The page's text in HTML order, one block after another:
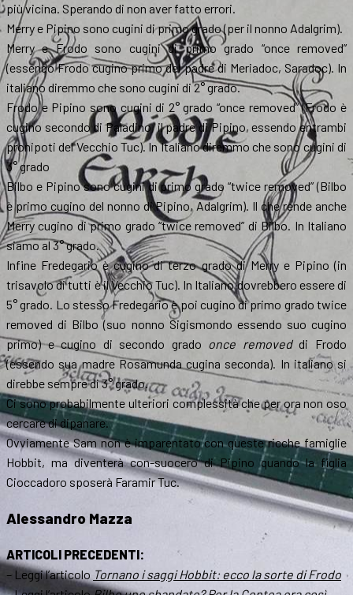
più vicina. Sperando di non aver fatto errori.
Merry e Pipino sono cugini di primo grado (per il nonno Adalgrim).
Merry e Frodo sono cugini di primo grado “once removed”
(essendo Frodo cugino primo del padre di Meriadoc, Saradoc). In
italiano diremmo che sono cugini di 2° grado.
Frodo e Pipino sono cugini di 2° grado “once removed” (Frodo è
cugino secondo di Paladino, il padre di Pipino, essendo entrambi
pronipoti del Vecchio Tuc). In Italiano diremmo che sono cugini di
3° grado
Bilbo e Pipino sono cugini di primo grado “twice removed” (Bilbo
è primo cugino del nonno di Pipino, Adalgrim). Il che rende anche
Merry cugino di primo grado “twice removed” di Bilbo. In Italiano
siamo al 3° grado.
Infine Fredegario è cugino di terzo grado di Merry e Pipino (in
trisavolo di tutti è il Vecchio Tuc). In Italiano dovrebbero essere di
5° grado. Lo stesso Fredegario è poi cugino di primo grado twice
removed di Bilbo (suo nonno Sigismondo essendo suo cugino
primo) e cugino di secondo grado once removeddi Frodo
(essendo sua madre Rosamunda cugina seconda). In italiano si
direbbe sempre di 3° grado.
Ci sono probabilmente ulteriori complessità che per ora non oso
cercare di dipanare.
Ovviamente Sam non è imparentato con queste ricche famiglie
Hobbit, ma diventerà con-suocero di Pipino quando la figlia
Cioccadoro sposerà Faramir Tuc.
Alessandro Mazza
ARTICOLI PRECEDENTI:
– Leggi l’articolo Tornano i saggi Hobbit: ecco la sorte di Frodo